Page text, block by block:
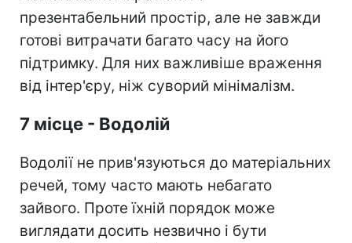
презентабельний простір, але не завжди
готові витрачати багато часу на його
підтримку. Для них важливіше враження
від інтер'єру, ніж суворий мінімалізм.
7 місце - Водолій
Водолії не прив'язуються до матеріальних
речей, тому часто мають небагато
зайвого. Проте їхній порядок може
виглядати досить незвично і бути